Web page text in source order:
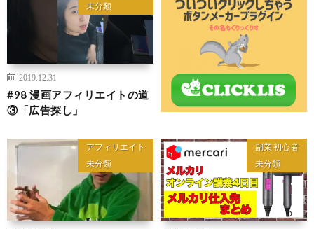
未分類
2019.12.31
#98 漫画アフィリエイトの道
③「広告探し」
アフィリエイト
未分類
副業 初心者
未分類